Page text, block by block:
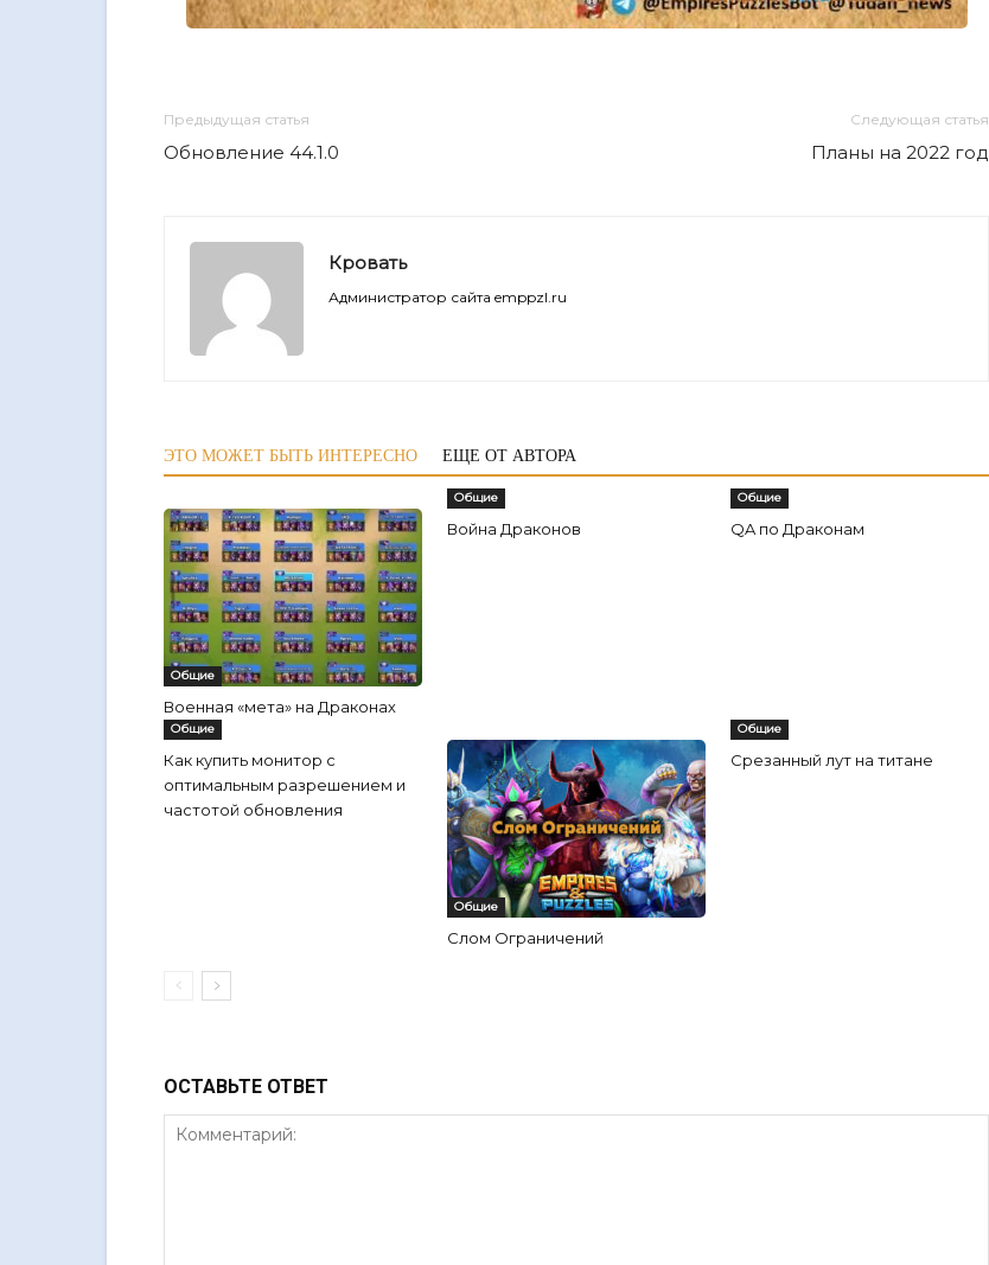
Предыдущая статья
Обновление 44.1.0
Следующая статья
Планы на 2022 год
Кровать
Администратор сайта emppzl.ru
ЭТО МОЖЕТ БЫТЬ ИНТЕРЕСНО ЕЩЕ ОТ АВТОРА
Общие
Военная «мета» на Драконах
Общие
Война Драконов
Общие
QA по Драконам
Общие
Как купить монитор с
оптимальным разрешением и
частотой обновления
Общие
Слом Ограничений
Общие
Срезанный лут на титане
ОСТАВЬТЕ ОТВЕТ